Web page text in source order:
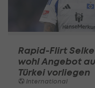
Rapid-Flirt
wohl Angebot
Türkei vorliegen
International